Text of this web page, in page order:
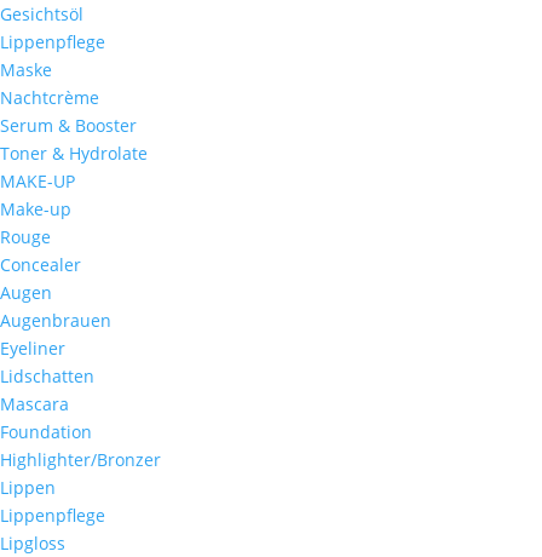
Gesichtsöl
Lippenpflege
Maske
Nachtcrème
Serum & Booster
Toner & Hydrolate
MAKE-UP
Make-up
Rouge
Concealer
Augen
Augenbrauen
Eyeliner
Lidschatten
Mascara
Foundation
Highlighter/Bronzer
Lippen
Lippenpflege
Lipgloss